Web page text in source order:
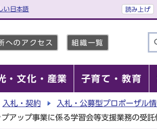
い日本語 読み上げ
へのアクセス 組織一覧
・文化・産業 子育て・教育
入札・契約 入札・公募型プロポーザル
アップ事業に係る学習会等支援業務の受